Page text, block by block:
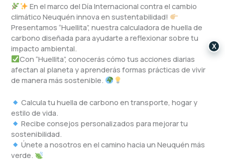
En el marco del Día Internacional contra el cambio
climático Neuquén innova en sustentabilidad!
Presentamos “Huellita”, nuestra calculadora de huella de
carbono diseñada para ayudarte a reflexionar sobre tu
impacto ambiental.
Con “Huellita”, conocerás cómo tus acciones diarias
afectan al planeta y aprenderás formas prácticas de vivir
de manera más sostenible.
Calcula tu huella de carbono en transporte, hogar y
estilo de vida.
Recibe consejos personalizados para mejorar tu
sostenibilidad.
Únete a nosotros en el camino hacia un Neuquén más
verde.
X